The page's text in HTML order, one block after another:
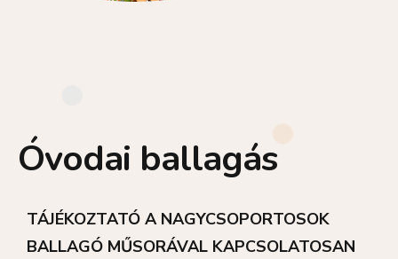
Óvodai ballagás
TÁJÉKOZTATÓ A NAGYCSOPORTOSOK
BALLAGÓ MŰSORÁVAL KAPCSOLATOSAN